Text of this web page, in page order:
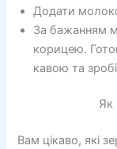
Додати
За бажанням
корицею.
кавою та
Як
Вам цікаво, які